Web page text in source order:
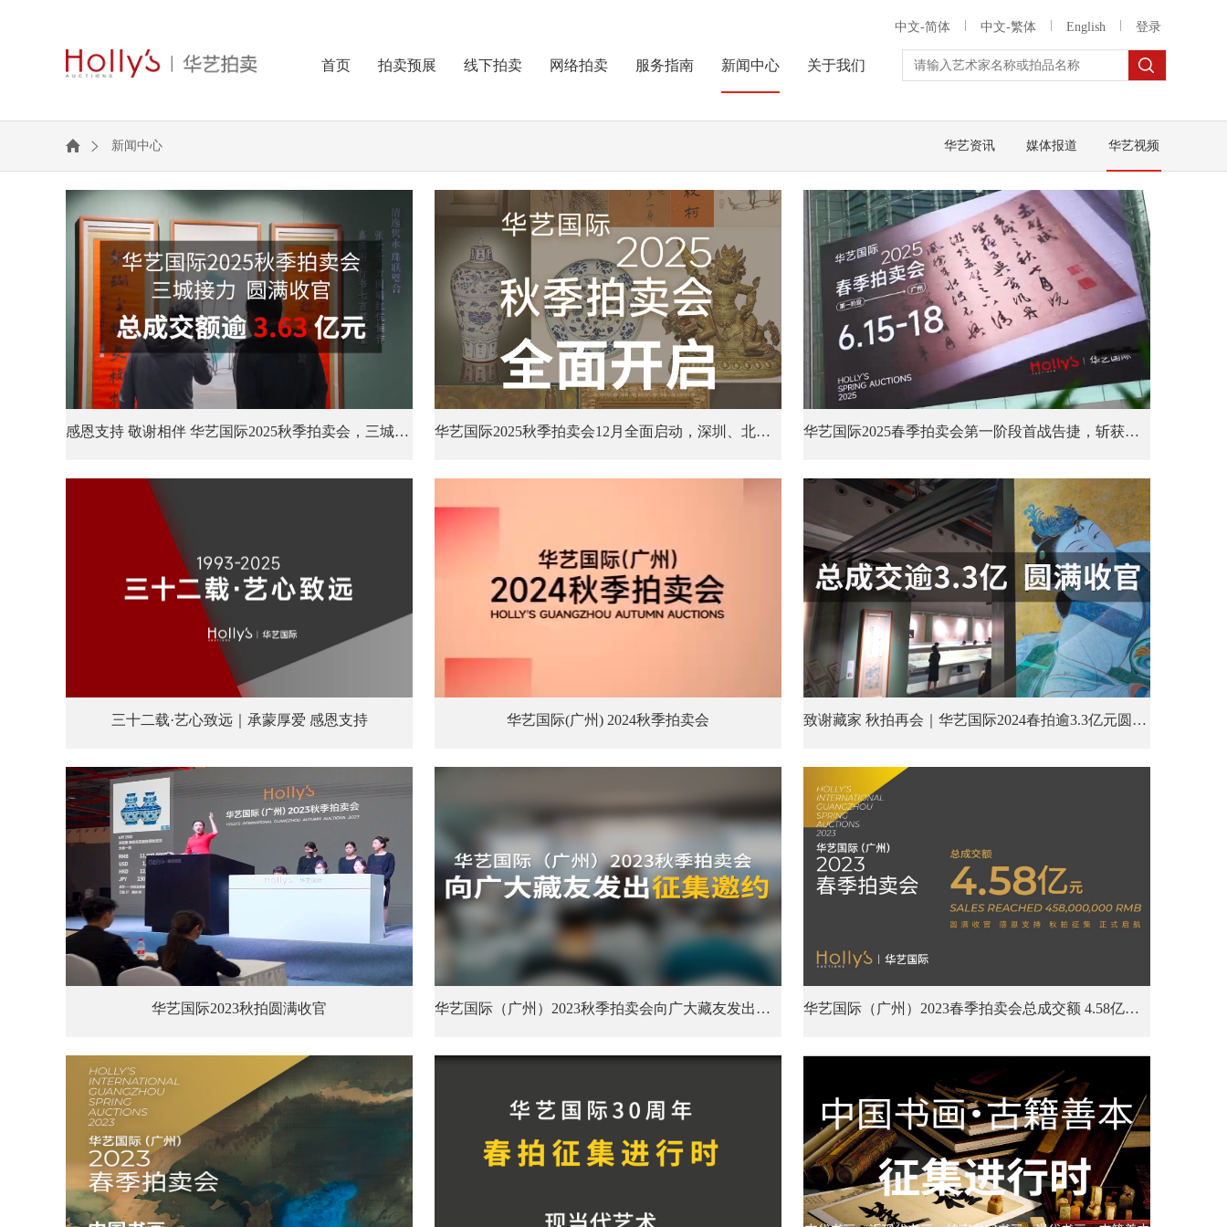
中文-简体 中文-繁体 English 登录
首页 拍卖预展 线下拍卖 网络拍卖 服务指南 新闻中心 关于我们
华艺资讯 媒体报道 华艺视频
新闻中心
感恩支持 敬谢相伴 华艺国际2025秋季拍卖会，三城接力，圆满收官 华艺国际2025秋季拍卖会12月全面启动，深圳、北京、广州三城接力，千余件珍品集结，邀您共襄盛举！ 华艺国际2025春季拍卖会第一阶段首战告捷，斩获近3.16亿元佳绩！ 第二阶段当代艺术专场、钱币专场即将起航，敬请持续关注。
三十二载·艺心致远｜承蒙厚爱 感恩支持 华艺国际(广州) 2024秋季拍卖会 致谢藏家 秋拍再会｜华艺国际2024春拍逾3.3亿元圆满收官
华艺国际2023秋拍圆满收官 华艺国际（广州）2023秋季拍卖会向广大藏友发出征集邀约。四海寻珍，漫漫征途，盼与您相聚！ 华艺国际（广州）2023春季拍卖会总成交额 4.58亿元。圆满收官，感恩支持，秋拍征集，正式启航！